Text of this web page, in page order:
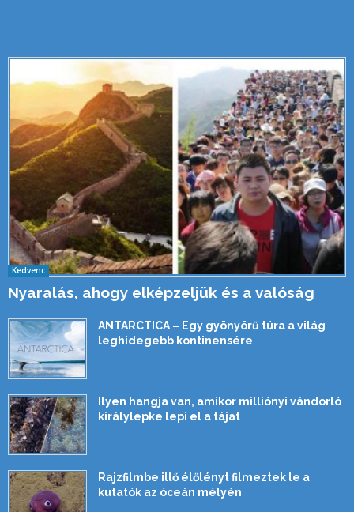
Kedvenc
Nyaralás, ahogy elképzeljük és a valóság
ANTARCTICA – Egy gyönyörű túra a világ
leghidegebb kontinensére
Ilyen hangja van, amikor milliónyi vándorló
királylepke lepi el a tájat
Rajzfilmbe illő élőlényt filmeztek le a
kutatók az óceán mélyén